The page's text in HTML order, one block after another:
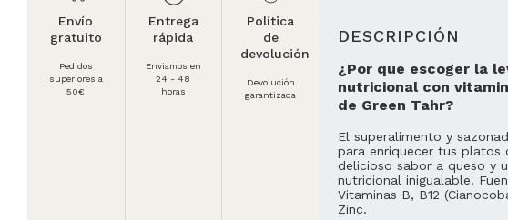
Envío
gratuito
Pedidos
superiores a
50€
Entrega
rápida
Enviamos en
24 - 48
horas
Política
de
devolución
Devolución
garantizada
DESCRIPCIÓN
¿Por que escoger la
nutricional con
de Green Tahr?
El superalimento y
para enriquecer tus platos
delicioso sabor a queso y
nutricional inigualable.
Vitaminas B, B12
Zinc.